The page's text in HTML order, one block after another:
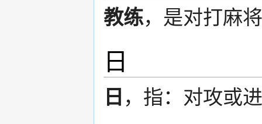
教练，是对打麻
日
日 ，指：对攻或